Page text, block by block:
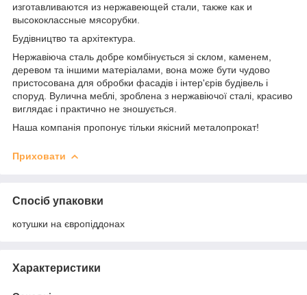
изготавливаются из нержавеющей стали, также как и
высококлассные мясорубки.
Будівництво та архітектура.
Нержавіюча сталь добре комбінується зі склом, каменем,
деревом та іншими матеріалами, вона може бути чудово
пристосована для обробки фасадів і інтер'єрів будівель і
споруд. Вулична меблі, зроблена з нержавіючої сталі, красиво
виглядає і практично не зношується.
Наша компанія пропонує тільки якісний металопрокат!
Приховати
Спосіб упаковки
котушки на європіддонах
Характеристики